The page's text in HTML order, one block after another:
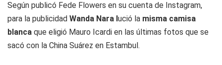
Según publicó Fede Flowers en su cuenta de Instagram,
para la publicidad Wanda Nara lució la misma camisa
blanca que eligió Mauro Icardi en las últimas fotos que se
sacó con la China Suárez en Estambul.